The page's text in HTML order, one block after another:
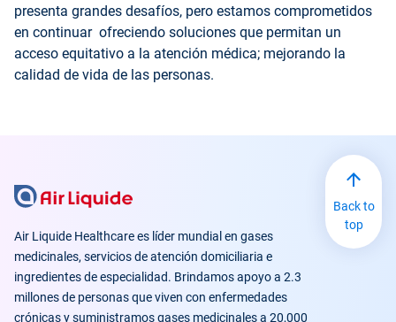
presenta grandes desafíos, pero estamos comprometidos
en continuar ofreciendo soluciones que permitan un
acceso equitativo a la atención médica; mejorando la
calidad de vida de las personas.
Air Liquide Healthcare es líder mundial en gases
medicinales, servicios de atención domiciliaria e
ingredientes de especialidad. Brindamos apoyo a 2.3
millones de personas que viven con enfermedades
crónicas y suministramos gases medicinales a 20,000
Back to
top